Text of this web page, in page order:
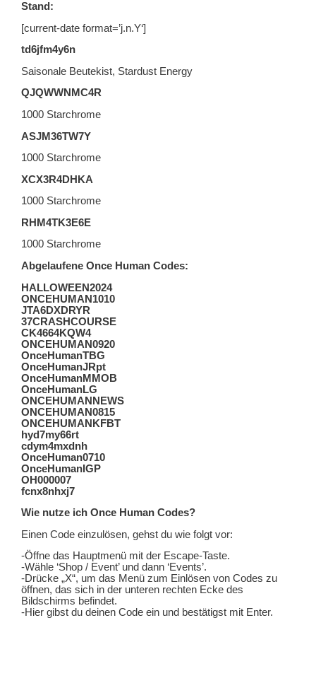
Stand:
[current-date format=’j.n.Y‘]
td6jfm4y6n
Saisonale Beutekist, Stardust Energy
QJQWWNMC4R
1000 Starchrome
ASJM36TW7Y
1000 Starchrome
XCX3R4DHKA
1000 Starchrome
RHM4TK3E6E
1000 Starchrome
Abgelaufene Once Human Codes:
HALLOWEEN2024
ONCEHUMAN1010
JTA6DXDRYR
37CRASHCOURSE
CK4664KQW4
ONCEHUMAN0920
OnceHumanTBG
OnceHumanJRpt
OnceHumanMMOB
OnceHumanLG
ONCEHUMANNEWS
ONCEHUMAN0815
ONCEHUMANKFBT
hyd7my66rt
cdym4mxdnh
OnceHuman0710
OnceHumanIGP
OH000007
fcnx8nhxj7
Wie nutze ich Once Human Codes?
Einen Code einzulösen, gehst du wie folgt vor:
-Öffne das Hauptmenü mit der Escape-Taste.
-Wähle ‘Shop / Event’ und dann ‘Events’.
-Drücke „X“, um das Menü zum Einlösen von Codes zu
öffnen, das sich in der unteren rechten Ecke des
Bildschirms befindet.
-Hier gibst du deinen Code ein und bestätigst mit Enter.